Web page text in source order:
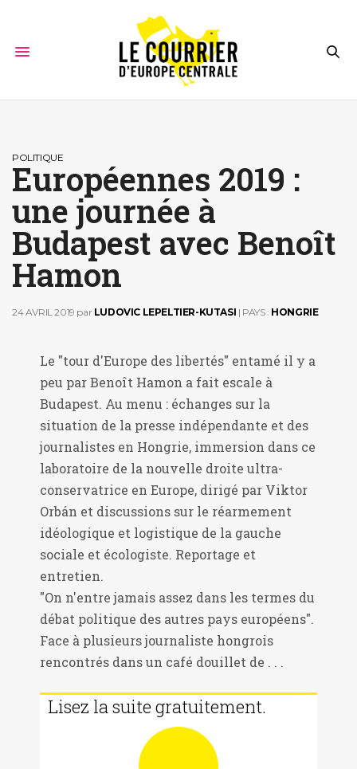
POLITIQUE
Européennes 2019 :
une journée à
Budapest avec Benoît
Hamon
24 AVRIL 2019 par LUDOVIC LEPELTIER-KUTASI | PAYS : HONGRIE
Le "tour d'Europe des libertés" entamé il y a
peu par Benoît Hamon a fait escale à
Budapest. Au menu : échanges sur la
situation de la presse indépendante et des
journalistes en Hongrie, immersion dans ce
laboratoire de la nouvelle droite ultra-
conservatrice en Europe, dirigé par Viktor
Orbán et discussions sur le réarmement
idéologique et logistique de la gauche
sociale et écologiste. Reportage et
entretien.
"On n'entre jamais assez dans les termes du
débat politique des autres pays européens".
Face à plusieurs journaliste hongrois
rencontrés dans un café douillet de . . .
Lisez la suite gratuitement.